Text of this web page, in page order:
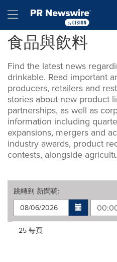
Hamburger menu
食品與飲料
Find the latest news
drinkable. Read important
producers, retailers and
stories about new product
partnerships, as well as
information including
expansions, mergers and
industry awards, product
contests, alongside
跳轉到 新聞稿:
Making
Items per page:
25 每頁